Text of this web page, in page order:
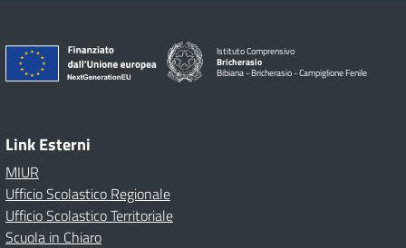
Istituto Comprensivo
Bricherasio
Bibiana - Bricherasio - Campiglione Fenile
Link Esterni
MIUR
Ufficio Scolastico Regionale
Ufficio Scolastico Territoriale
Scuola in Chiaro